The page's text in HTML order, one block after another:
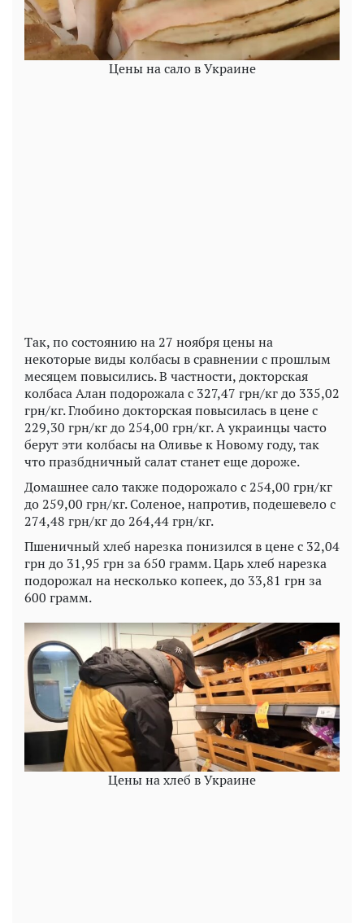
Цены на сало в Украине
Так, по состоянию на 27 ноября цены на
некоторые виды колбасы в сравнении с прошлым
месяцем повысились. В частности, докторская
колбаса Алан подорожала с 327,47 грн/кг до 335,02
грн/кг. Глобино докторская повысилась в цене с
229,30 грн/кг до 254,00 грн/кг. А украинцы часто
берут эти колбасы на Оливье к Новому году, так
что празбдничный салат станет еще дороже.
Домашнее сало также подорожало с 254,00 грн/кг
до 259,00 грн/кг. Соленое, напротив, подешевело с
274,48 грн/кг до 264,44 грн/кг.
Пшеничный хлеб нарезка понизился в цене с 32,04
грн до 31,95 грн за 650 грамм. Царь хлеб нарезка
подорожал на несколько копеек, до 33,81 грн за
600 грамм.
Цены на хлеб в Украине